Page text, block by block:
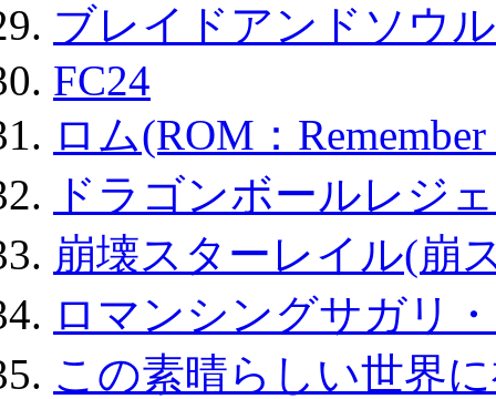
ブレイドアンドソウ
FC24
ロム(ROM：
ドラゴンボールレジ
崩壊スターレイル(崩
ロマンシングサガリ
この素晴らしい世界